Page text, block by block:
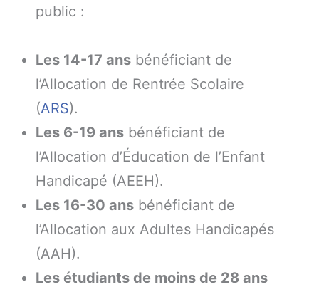
public :
Les 14-17 ans bénéficiant de
l’Allocation de Rentrée Scolaire
(ARS).
Les 6-19 ans bénéficiant de
l’Allocation d’Éducation de l’Enfant
Handicapé (AEEH).
Les 16-30 ans bénéficiant de
l’Allocation aux Adultes Handicapés
(AAH).
Les étudiants de moins de 28 ans